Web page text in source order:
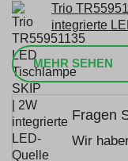
Trio
integrierte
MEHR SEHEN
Fragen
Wir